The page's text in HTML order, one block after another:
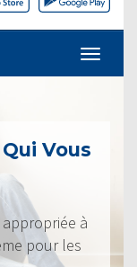
Vous
à
pour les